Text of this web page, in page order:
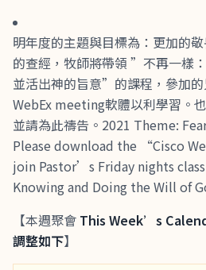
明年度的主題與目標為：更加的
的查經，牧師將帶領 ”不再一樣
並活出神的旨意”的課程，參加
WebEx meeting軟體以利學習。
並請為此禱告。2021 Theme:
Please download the “Cisco
join Pastor’s Friday nights
Knowing and Doing the Will of
【本週聚會 This Week’s
調整如下】